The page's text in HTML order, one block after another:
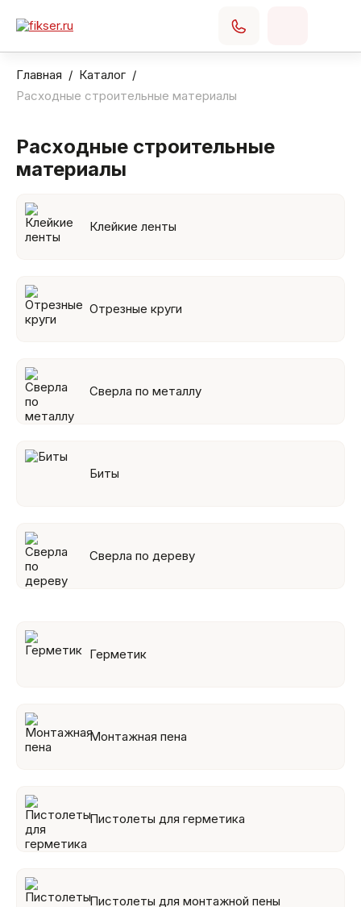
Главная
Каталог
Расходные строительные материалы
Расходные строительные
материалы
Клейкие ленты
Отрезные круги
Сверла по металлу
Биты
Сверла по дереву
Герметик
Монтажная пена
Пистолеты для герметика
Пистолеты для монтажной пены